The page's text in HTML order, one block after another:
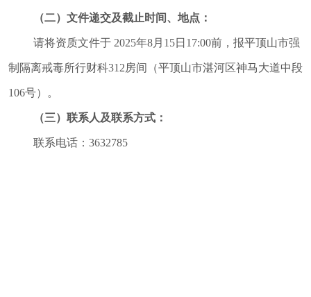
（二） 文件递交及截止时间、地点：
请将资质文件于 2025年8月 15日17:00前，报平顶山市强
制隔离戒毒所行财科312房间 （平顶山市湛河区神马大道中段
106号）。
（三）联系人及联系方式：
联系电话： 3632785